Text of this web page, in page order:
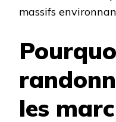
massifs
les